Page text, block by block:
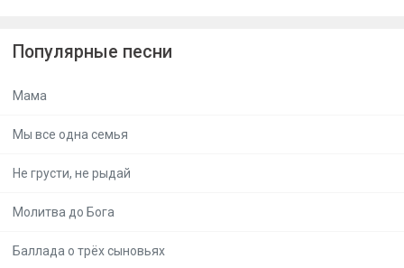
Популярные песни
Мама
Мы все одна семья
Не грусти, не рыдай
Молитва до Бога
Баллада о трёх сыновьях